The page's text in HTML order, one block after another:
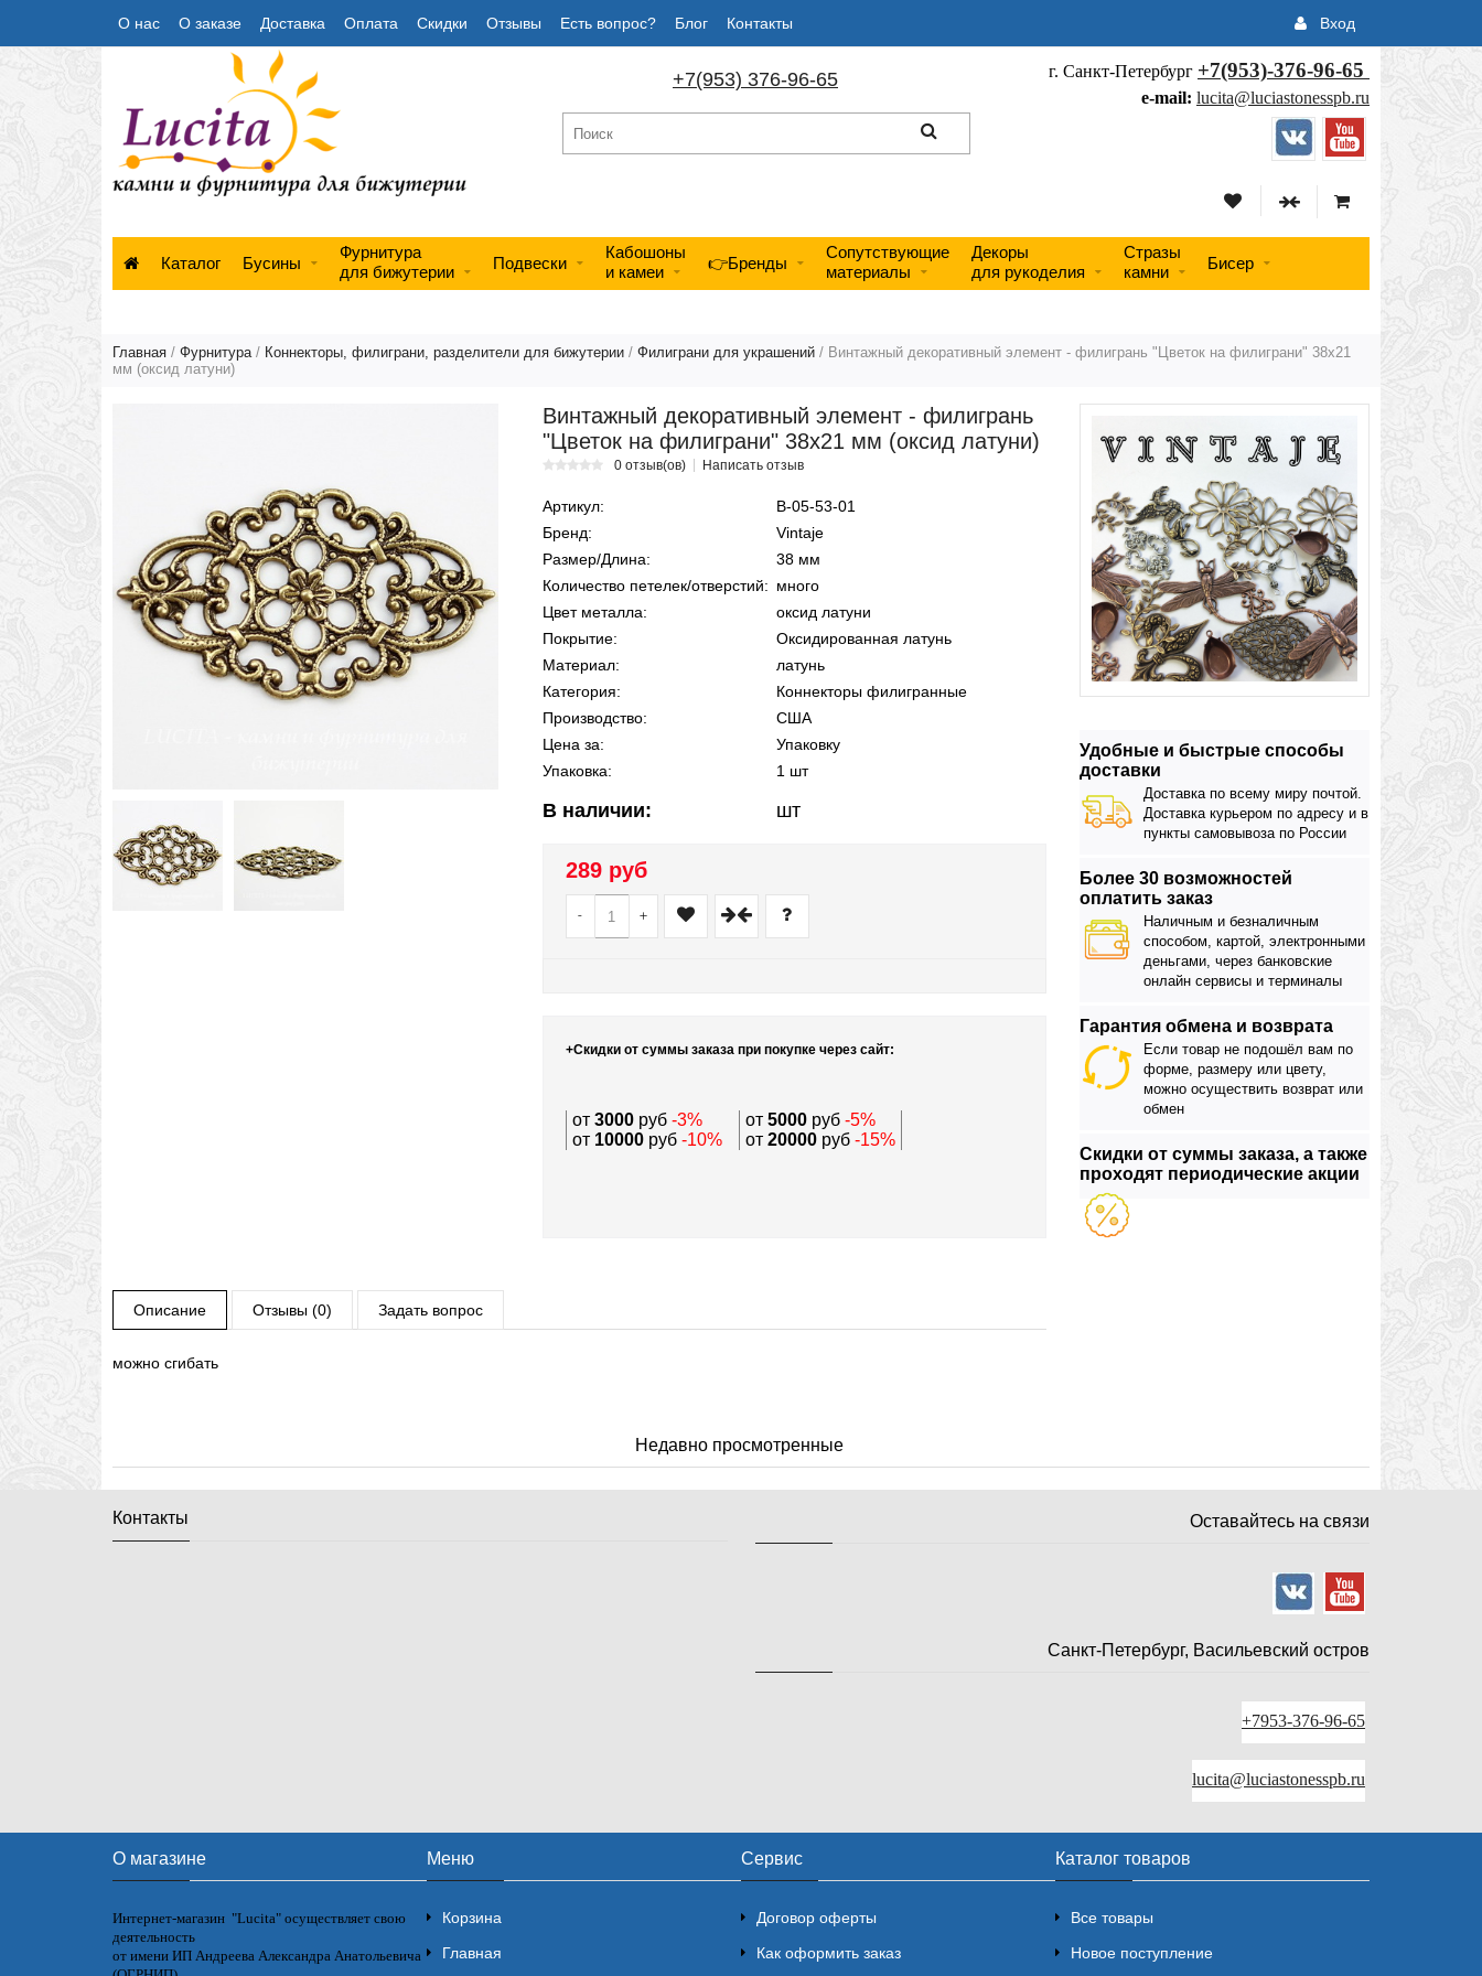
О нас О заказе Доставка Оплата Скидки Отзывы Есть вопрос? Блог Контакты Вход
г. Санкт-Петербург +7(953)-376-96-65
e-mail: lucita@luciastonesspb.ru
+7(953) 376-96-65
Каталог Бусины
Фурнитура
для бижутерии
Подвески
Кабошоны
и камеи
👉Бренды
Сопутствующие
материалы
Декоры
для рукоделия
Стразы
камни
Бисер
Главная / Фурнитура/ Коннекторы, филиграни, разделители для бижутерии / Филиграни для украшений / Винтажный декоративный элемент - филигрань "Цветок на филиграни" 38х21
мм (оксид латуни)
Удобные и быстрые способы
доставки
Доставка по всему миру почтой.
Доставка курьером по адресу и в
пункты самовывоза по России
Более 30 возможностей
оплатить заказ
Наличным и безналичным
способом, картой, электронными
деньгами, через банковские
онлайн сервисы и терминалы
Гарантия обмена и возврата
Если товар не подошёл вам по
форме, размеру или цвету,
можно осуществить возврат или
обмен
Скидки от суммы заказа, а также
проходят периодические акции
Винтажный декоративный элемент - филигрань
"Цветок на филиграни" 38х21 мм (оксид латуни)
0 отзыв(ов) Написать отзыв
Артикул:
В-05-53-01
Бренд:
Vintaje
Размер/Длина:
38 мм
Количество петелек/отверстий: много
Цвет металла:
оксид латуни
Покрытие:
Оксидированная латунь
Материал:
латунь
Категория:
Коннекторы филигранные
Производство:
США
Цена за:
Упаковку
Упаковка:
1 шт
В наличии: шт
289 руб
- +
+Скидки от суммы заказа при покупке через сайт:
от3000руб -3% от 5000руб-5%
от 10000руб -10% от 20000руб -15%
Описание Отзывы (0) Задать вопрос
можно сгибать
Недавно просмотренные
Контакты Оставайтесь на связи
Санкт-Петербург, Васильевский остров
+7953-376-96-65
lucita@luciastonesspb.ru
О магазине
Интернет-магазин "Lucita" осуществляет свою
деятельность
от имени ИП Андреева Александра Анатольевича
Меню
Корзина
Главная
Сервис
Договор оферты
Как оформить заказ
Каталог товаров
Все товары
Новое поступление